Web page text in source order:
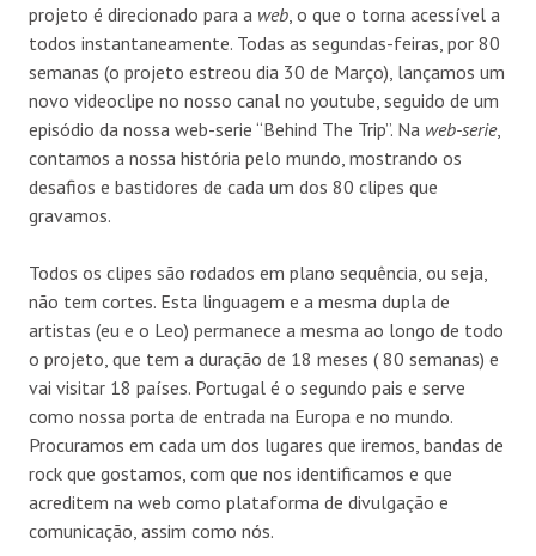
projeto é direcionado para a web , o que o torna acessível a
todos instantaneamente. Todas as segundas-feiras, por 80
semanas (o projeto estreou dia 30 de Março), lançamos um
novo videoclipe no nosso canal no youtube, seguido de um
episódio da nossa web-serie “Behind The Trip”. Na web-serie,
contamos a nossa história pelo mundo, mostrando os
desafios e bastidores de cada um dos 80 clipes que
gravamos.
Todos os clipes são rodados em plano sequência, ou seja,
não tem cortes. Esta linguagem e a mesma dupla de
artistas (eu e o Leo) permanece a mesma ao longo de todo
o projeto, que tem a duração de 18 meses ( 80 semanas) e
vai visitar 18 países. Portugal é o segundo pais e serve
como nossa porta de entrada na Europa e no mundo.
Procuramos em cada um dos lugares que iremos, bandas de
rock que gostamos, com que nos identificamos e que
acreditem na web como plataforma de divulgação e
comunicação, assim como nós.